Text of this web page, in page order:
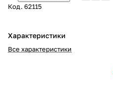
Код. 62115
Характеристики
Все характеристики
% картой